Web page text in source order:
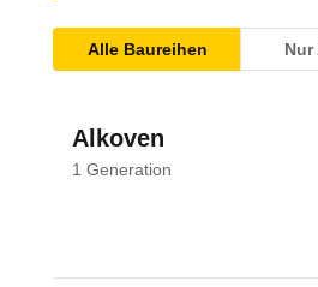
Alle Baureihen Nur
Alkoven
1 Generation